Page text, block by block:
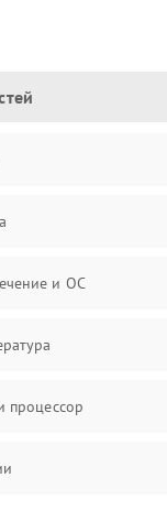
и ОС
процессор